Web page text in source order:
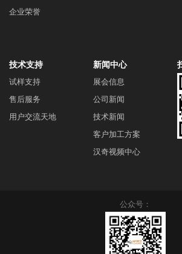
企业荣誉
技术支持
试样支持
售后服务
用户交流天地
新闻中心
展会信息
公司新闻
技术新闻
客户加工方案
汉奇视频中心
公众号：